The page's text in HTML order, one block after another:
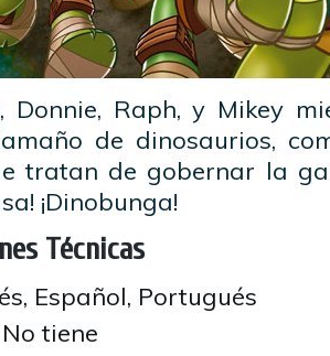
Donnie, Raph, y Mikey
de dinosaurios,
tratan de gobernar la
¡Dinobunga!
Técnicas
Español, Portugués
tiene